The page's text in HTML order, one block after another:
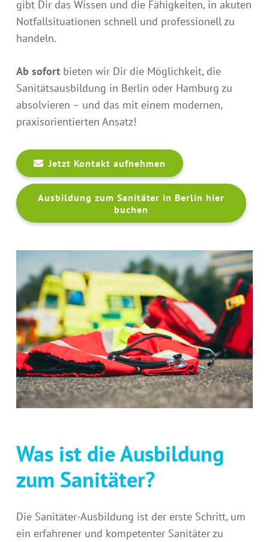
gibt Dir das Wissen und die Fähigkeiten, in akuten
Notfallsituationen schnell und professionell zu
handeln.
Ab sofort bieten wir Dir die Möglichkeit, die
Sanitätsausbildung in Berlin oder Hamburg zu
absolvieren – und das mit einem modernen,
praxisorientierten Ansatz!
Jetzt Kontakt aufnehmen
Ausbildung zum Sanitäter in Berlin hier
buchen
Was ist die Ausbildung
zum Sanitäter?
Die Sanitäter-Ausbildung ist der erste Schritt, um
ein erfahrener und kompetenter Sanitäter zu